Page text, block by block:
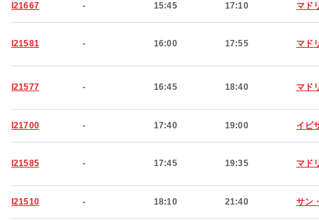
I21667 - 15:45 17:10 マド
I21581 - 16:00 17:55 マド
I21577 - 16:45 18:40 マド
I21700 - 17:40 19:00 イビ
I21585 - 17:45 19:35 マド
I21510 - 18:10 21:40 サン